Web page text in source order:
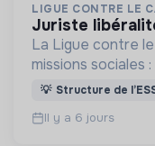
LIGUE CONTRE LE
juriste
La Ligue contre
missions sociales
les personnes
du dépistage et
💡 Structure de
Il y a 6 jours